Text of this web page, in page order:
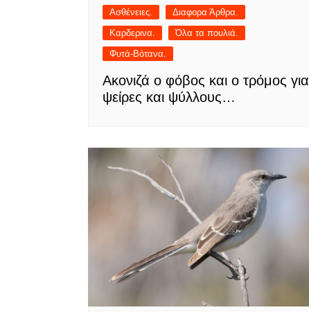
Ασθένειες.
Διαφορα Άρθρα.
Καρδερινα.
Όλα τα πουλιά.
Φυτά-Βότανα.
Ακονιζά ο φόβος και ο τρόμος για
ψείρες και ψύλλους…